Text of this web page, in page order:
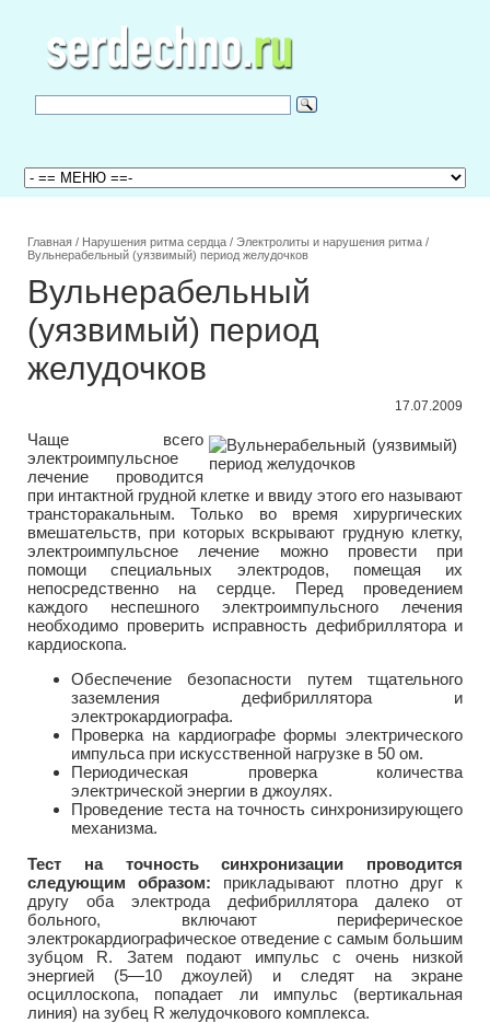
Главная / Нарушения ритма сердца / Электролиты и нарушения ритма /
Вульнерабельный (уязвимый) период желудочков
Вульнерабельный
(уязвимый) период
желудочков
17.07.2009
Чаще всего
электроимпульсное
лечение проводится
при интактной грудной клетке и ввиду этого его называют
трансторакальным. Только во время хирургических
вмешательств, при которых вскрывают грудную клетку,
электроимпульсное лечение можно провести при
помощи специальных электродов, помещая их
непосредственно на сердце. Перед проведением
каждого неспешного электроимпульсного лечения
необходимо проверить исправность дефибриллятора и
кардиоскопа.
Обеспечение безопасности путем тщательного
заземления дефибриллятора и
электрокардиографа.
Проверка на кардиографе формы электрического
импульса при искусственной нагрузке в 50 ом.
Периодическая проверка количества
электрической энергии в джоулях.
Проведение теста на точность синхронизирующего
механизма.
Тест на точность синхронизации проводится
следующим образом: прикладывают плотно друг к
другу оба электрода дефибриллятора далеко от
больного, включают периферическое
электрокардиографическое отведение с самым большим
зубцом R. Затем подают импульс с очень низкой
энергией (5—10 джоулей) и следят на экране
осциллоскопа, попадает ли импульс (вертикальная
линия) на зубец R желудочкового комплекса.